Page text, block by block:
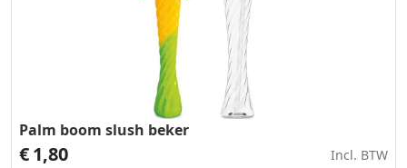
Palm boom slush beker
€1,80 Incl. BTW